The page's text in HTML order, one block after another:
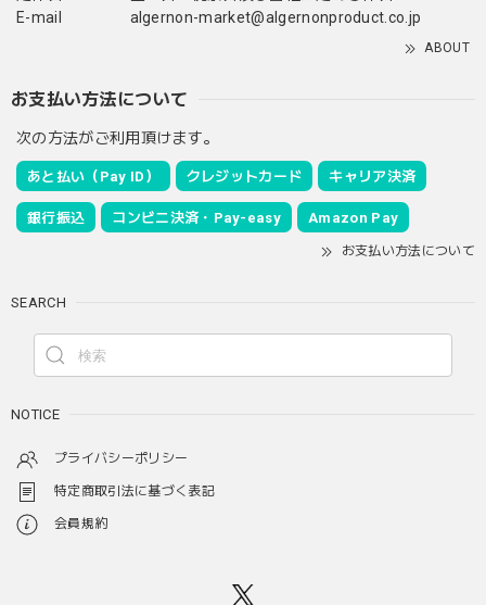
E-mail
algernon-market@algernonproduct.co.jp
ABOUT
お支払い方法について
次の方法がご利用頂けます。
あと払い（Pay ID） クレジットカード キャリア決済
銀行振込 コンビニ決済・Pay-easy Amazon Pay
お支払い方法について
SEARCH
NOTICE
プライバシーポリシー
特定商取引法に基づく表記
会員規約